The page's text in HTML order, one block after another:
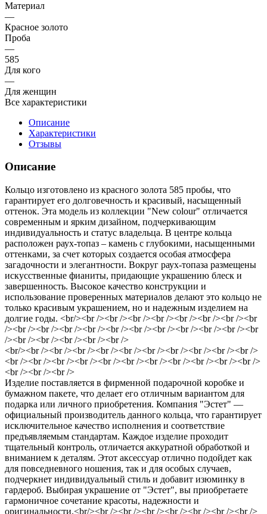
Материал
—
Красное золото
Проба
—
585
Для кого
—
Для женщин
Все характеристики
Описание
Характеристики
Отзывы
Описание
Кольцо изготовлено из красного золота 585 пробы, что
гарантирует его долговечность и красивый, насыщенный
оттенок. Эта модель из коллекции "New colour" отличается
современным и ярким дизайном, подчеркивающим
индивидуальность и статус владельца. В центре кольца
расположен раух-топаз – камень с глубокими, насыщенными
оттенками, за счет которых создается особая атмосфера
загадочности и элегантности. Вокруг раух-топаза размещены
искусственные фианиты, придающие украшению блеск и
завершенность. Высокое качество конструкции и
использование проверенных материалов делают это кольцо не
только красивым украшением, но и надежным изделием на
долгие годы. <br/><br /><br /><br /><br /><br /><br /><br /><br
/><br /><br /><br /><br /><br /><br /><br /><br /><br /><br /><br
/><br /><br /><br /><br /><br />
<br/><br /><br /><br /><br /><br /><br /><br /><br /><br /><br />
<br /><br /><br /><br /><br /><br /><br /><br /><br /><br /><br />
<br /><br /><br />
Изделие поставляется в фирменной подарочной коробке и
бумажном пакете, что делает его отличным вариантом для
подарка или личного приобретения. Компания "Эстет" —
официальный производитель данного кольца, что гарантирует
исключительное качество исполнения и соответствие
предъявляемым стандартам. Каждое изделие проходит
тщательный контроль, отличается аккуратной обработкой и
вниманием к деталям. Этот аксессуар отлично подойдет как
для повседневного ношения, так и для особых случаев,
подчеркнет индивидуальный стиль и добавит изюминку в
гардероб. Выбирая украшение от "Эстет", вы приобретаете
гармоничное сочетание красоты, надежности и
оригинальности.<br/><br /><br /><br /><br /><br /><br /><br />